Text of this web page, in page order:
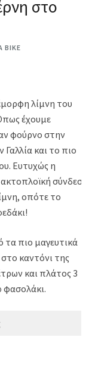
στο
BIKE
λίμνη του
έχουμε
φούρνο στην
Γαλλία και το πιο
Ευτυχώς η
σύνδεση
οπότε το
τα πιο μαγευτικά
καντόνι της
και πλάτος 3
φασολάκι.